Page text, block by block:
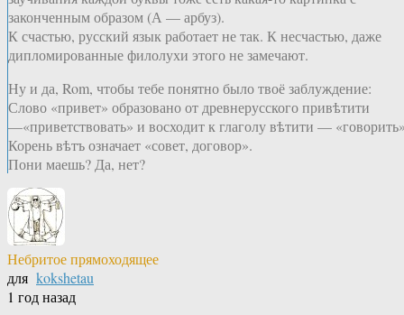
законченным образом (А — арбуз).
К счастью, русский язык работает не так. К несчастью, даже
дипломированные филолухи этого не замечают.
Ну и да, Rom, чтобы тебе понятно было твоё заблуждение:
Слово «привет» образовано от древнерусского привѣтити
—«приветствовать» и восходит к глаголу вѣтити —
Корень вѣтъ означает «совет, договор».
Пони маешь? Да, нет?
Небритое прямоходящее
для kokshetau
1 год назад